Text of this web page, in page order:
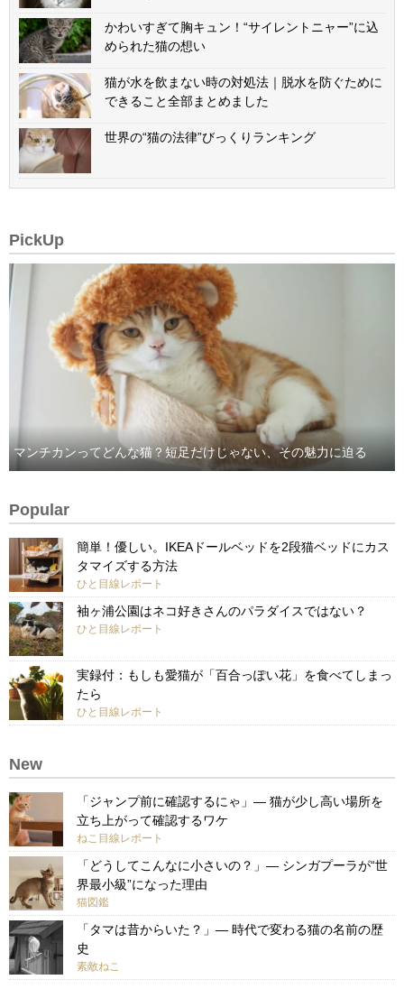
かわいすぎて胸キュン！“サイレントニャー”に込
められた猫の想い
猫が水を飲まない時の対処法｜脱水を防ぐために
できること全部まとめました
世界の“猫の法律”びっくりランキング
PickUp
マンチカンってどんな猫？短足だけじゃない、その魅力に迫る
Popular
簡単！優しい。IKEAドールベッドを2段猫ベッドにカス
タマイズする方法
ひと目線レポート
袖ヶ浦公園はネコ好きさんのパラダイスではない？
ひと目線レポート
実録付：もしも愛猫が「百合っぽい花」を食べてしまっ
たら
ひと目線レポート
New
「ジャンプ前に確認するにゃ」— 猫が少し高い場所を
立ち上がって確認するワケ
ねこ目線レポート
「どうしてこんなに小さいの？」— シンガプーラが“世
界最小級”になった理由
猫図鑑
「タマは昔からいた？」— 時代で変わる猫の名前の歴
史
素敵ねこ